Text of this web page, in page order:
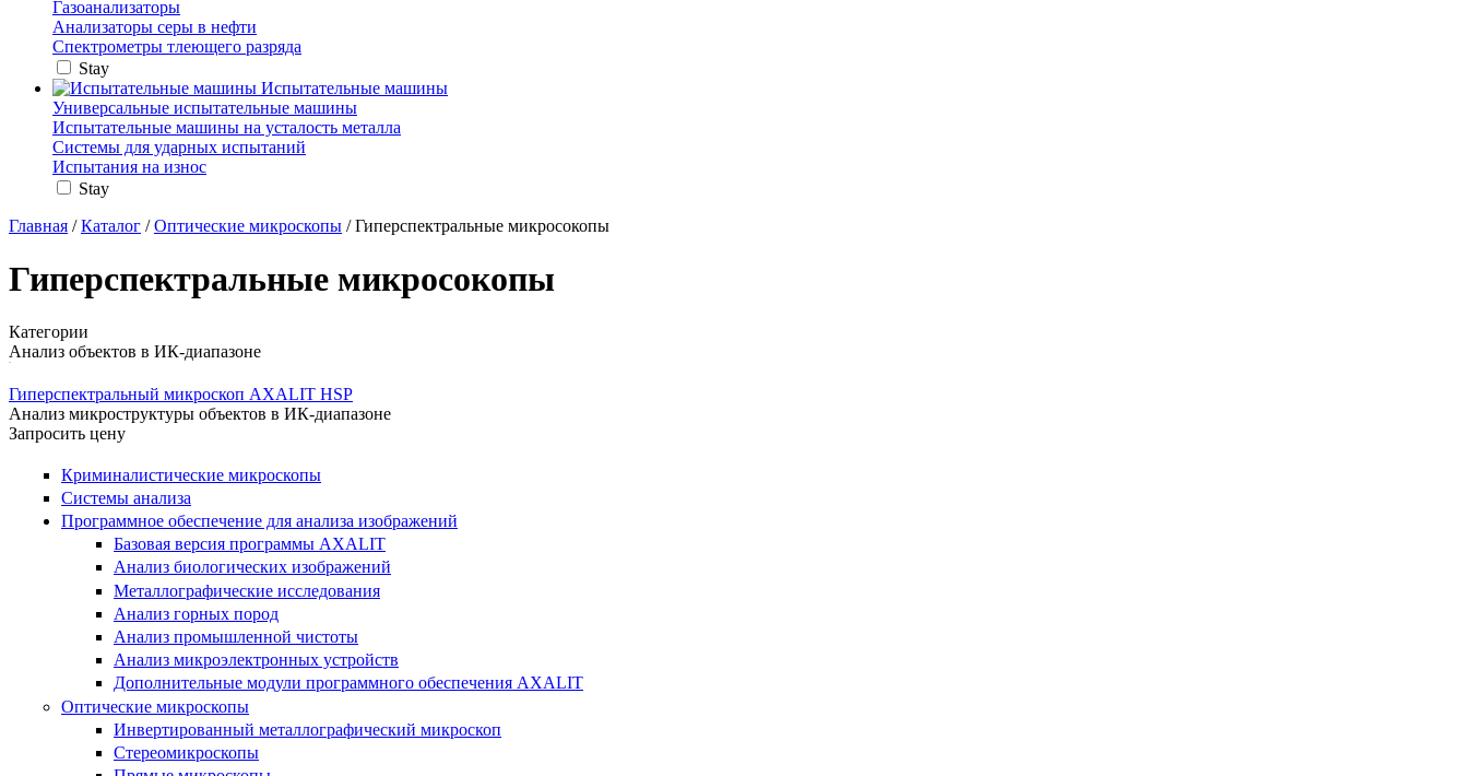
Газоанализаторы
Анализаторы серы в нефти
Спектрометры тлеющего разряда
Stay
Испытательные машины
Универсальные испытательные машины
Испытательные машины на усталость металла
Системы для ударных испытаний
Испытания на износ
Stay
Главная /Каталог /Оптические микроскопы / Гиперспектральные микросокопы
Гиперспектральные микросокопы
Категории
Анализ объектов в ИК-диапазоне
Гиперспектральный микроскоп AXALIT HSP
Анализ микроструктуры объектов в ИК-диапазоне
Запросить цену
Криминалистические микроскопы
Системы анализа
Программное обеспечение для анализа изображений
Базовая версия программы AXALIT
Анализ биологических изображений
Металлографические исследования
Анализ горных пород
Анализ промышленной чистоты
Анализ микроэлектронных устройств
Дополнительные модули программного обеспечения AXALIT
Оптические микроскопы
Инвертированный металлографический микроскоп
Стереомикроскопы